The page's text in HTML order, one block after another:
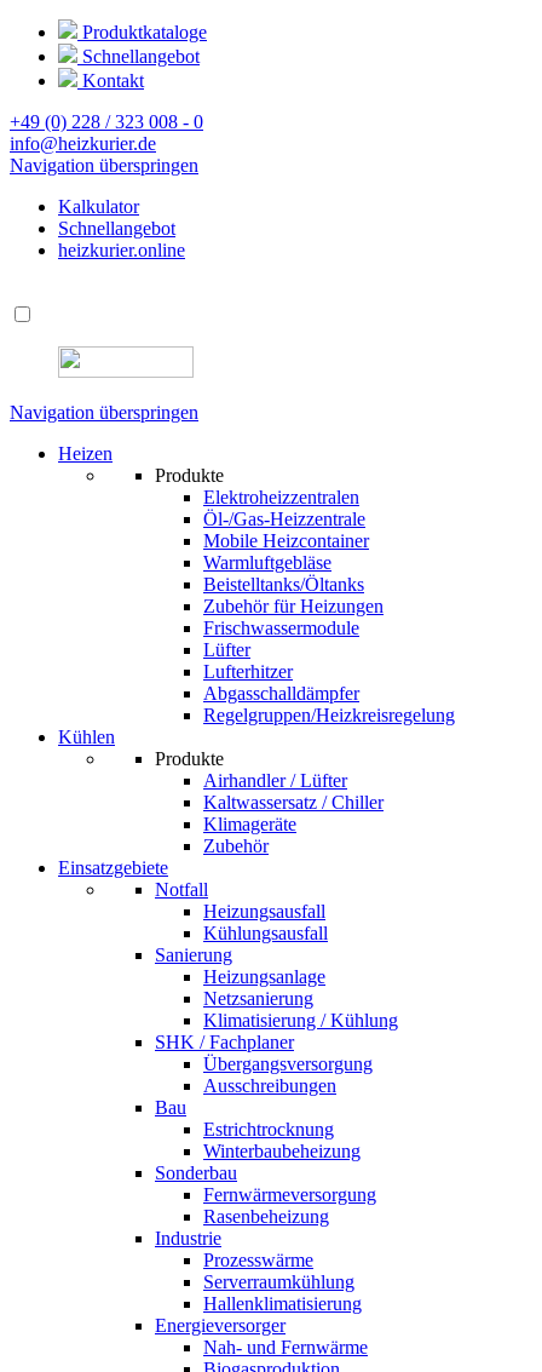
Produktkataloge
Schnellangebot
Kontakt
+49 (0) 228 / 323 008 - 0
info@heizkurier.de
Navigation überspringen
Kalkulator
Schnellangebot
heizkurier.online
Navigation überspringen
Heizen
Produkte
Elektroheizzentralen
Öl-/Gas-Heizzentrale
Mobile Heizcontainer
Warmluftgebläse
Beistelltanks/Öltanks
Zubehör für Heizungen
Frischwassermodule
Lüfter
Lufterhitzer
Abgasschalldämpfer
Regelgruppen/Heizkreisregelung
Kühlen
Produkte
Airhandler / Lüfter
Kaltwassersatz / Chiller
Klimageräte
Zubehör
Einsatzgebiete
Notfall
Heizungsausfall
Kühlungsausfall
Sanierung
Heizungsanlage
Netzsanierung
Klimatisierung / Kühlung
SHK / Fachplaner
Übergangsversorgung
Ausschreibungen
Bau
Estrichtrocknung
Winterbaubeheizung
Sonderbau
Fernwärmeversorgung
Rasenbeheizung
Industrie
Prozesswärme
Serverraumkühlung
Hallenklimatisierung
Energieversorger
Nah- und Fernwärme